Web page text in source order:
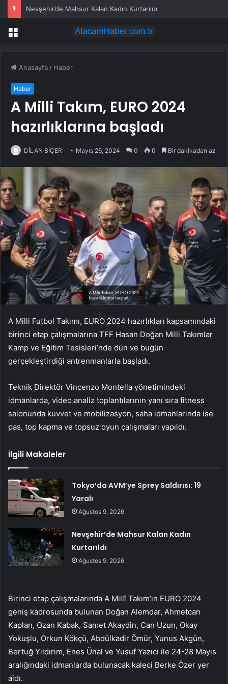
Nevşehir’de Mahsur Kalan Kadın Kurtarıldı
Menü
Anasayfa / Haber
Haber
A Milli Takım, EURO 2024
hazırlıklarına başladı
DİLAN BİÇER Mayıs 26, 2024 0 0 Bir dakikadan az
A Milli Futbol Takımı, EURO 2024 hazırlıkları kapsamındaki
birinci etap çalışmalarına TFF Hasan Doğan Milli Takımlar
Kamp ve Eğitim Tesisleri’nde dün ve bugün
gerçekleştirdiği antrenmanlarla başladı.
Teknik Direktör Vincenzo Montella yönetimindeki
idmanlarda, video analiz toplantılarının yanı sıra fitness
salonunda kuvvet ve mobilizasyon, saha idmanlarında ise
pas, top kapma ve topsuz oyun çalışmaları yapıldı.
İlgili Makaleler
Tokyo’da AVM’ye Sprey Saldırısı: 19
Yaralı
Ağustos 9, 2026
Nevşehir’de Mahsur Kalan Kadın
Kurtarıldı
Ağustos 9, 2026
Birinci etap çalışmalarında A Millî Takım’ın EURO 2024
geniş kadrosunda bulunan Doğan Alemdar, Ahmetcan
Kaplan, Ozan Kabak, Samet Akaydin, Can Uzun, Okay
Yokuşlu, Orkun Kökçü, Abdülkadir Ömür, Yunus Akgün,
Bertuğ Yıldırım, Enes Ünal ve Yusuf Yazıcı ile 24-28 Mayıs
aralığındaki idmanlarda bulunacak kaleci Berke Özer yer
aldı.